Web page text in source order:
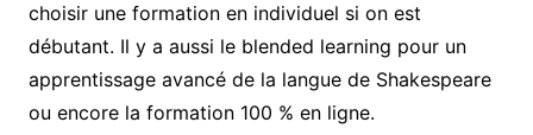
choisir une formation en individuel si on est
débutant. Il y a aussi le blended learning pour un
apprentissage avancé de la langue de Shakespeare
ou encore la formation 100 % en ligne.